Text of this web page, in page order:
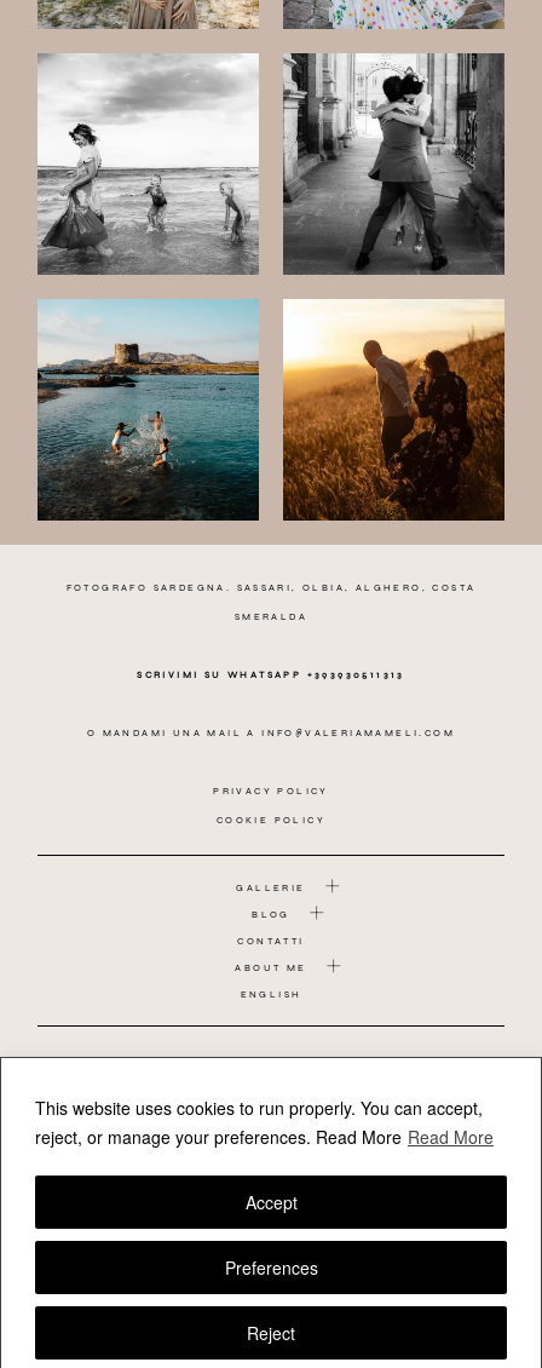
This website uses cookies to run properly. You can accept,
reject, or manage your preferences. Read More Read More
Preferences
Reject
Accept
FOTOGRAFO SARDEGNA. SASSARI, OLBIA, ALGHERO, COSTA
SMERALDA
SCRIVIMI SU WHATSAPP +393930511313
O MANDAMI UNA MAIL AINFO@VALERIAMAMELI.COM
PRIVACY POLICY
COOKIE POLICY
GALLERIE
BLOG
CONTATTI
ABOUT ME
ENGLISH
COPPIA
BAMBINO
NEONATO
VALERIA MAMELI - FOTOGRAFO SARDEGNA MATRIMONIO -
FOLLOW VALERIAMAMELI